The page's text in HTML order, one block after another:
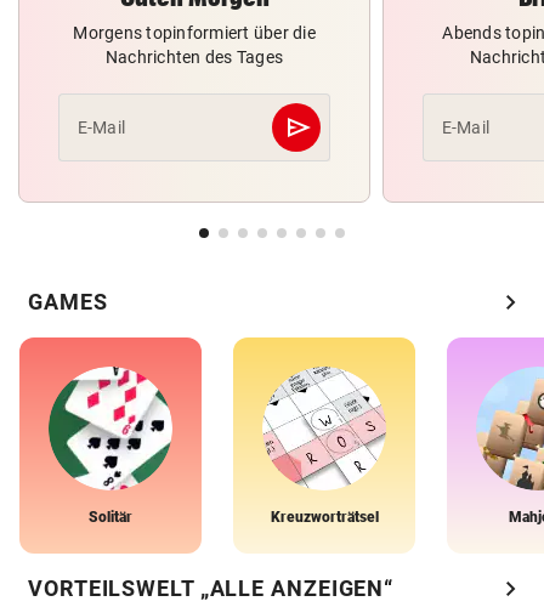
Morgens topinformiert über die
Nachrichten des Tages
E-Mail send
Abschicken
Abends
E-Mail
GAMES chevron_right
Solitär Kreuzworträtsel
VORTEILSWELT „ALLE ANZEIGEN“ chevron_right